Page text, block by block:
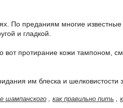
По преданиям многие
и гладкой.
протирание кожи тампоном,
им блеска и шелковистости
шампанского , как правильно пить ,